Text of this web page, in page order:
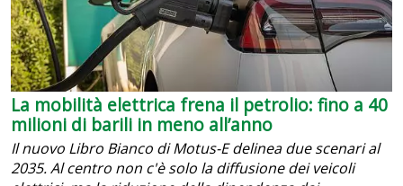
La mobilità elettrica frena il petrolio: fino a 40
milioni di barili in meno all’anno
Il nuovo Libro Bianco di Motus-E delinea due scenari al
2035. Al centro non c'è solo la diffusione dei veicoli